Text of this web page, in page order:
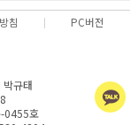
침 PC버전
박규태
0455호